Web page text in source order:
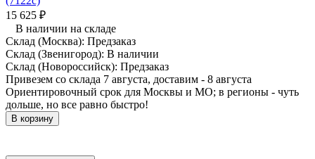
15 625 ₽
В наличии на складе
Склад (Москва): Предзаказ
Склад (Звенигород): В наличии
Склад (Новороссийск): Предзаказ
Привезем со склада 7 августа, доставим - 8 августа
Ориентировочный срок для Москвы и МО; в регионы - чуть
дольше, но все равно быстро!
В корзину